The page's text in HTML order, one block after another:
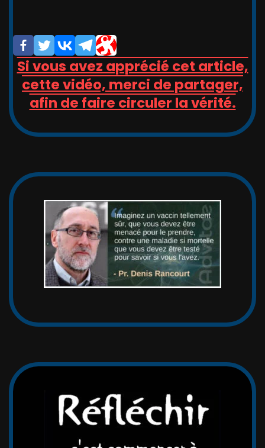
Si vous avez apprécié cet article,
cette vidéo, merci de partager,
afin de faire circuler la vérité.